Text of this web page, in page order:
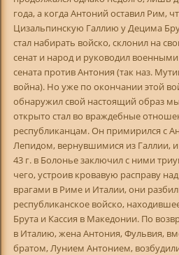
года, а когда Антоний оставил Рим,
Цизальпинскую Галлию у Децима
стал набирать войско, склонил на
сенат и народ и руководил
сената против Антония (так наз.
война). Но уже по окончании этой
обнаружил свой настоящий образ
открыто стал во враждебные
республиканцам. Он примирился с
Лепидом, вернувшимися из Галлии, и
43 г. в Болонье заключил с ними
чего, устроив кровавую расправу
врагами в Риме и Италии, они
республиканское войско,
Брута и Кассия в Македонии. По
в Италию, жена Антония, Фульвия,
братом, Лунием Антонием,